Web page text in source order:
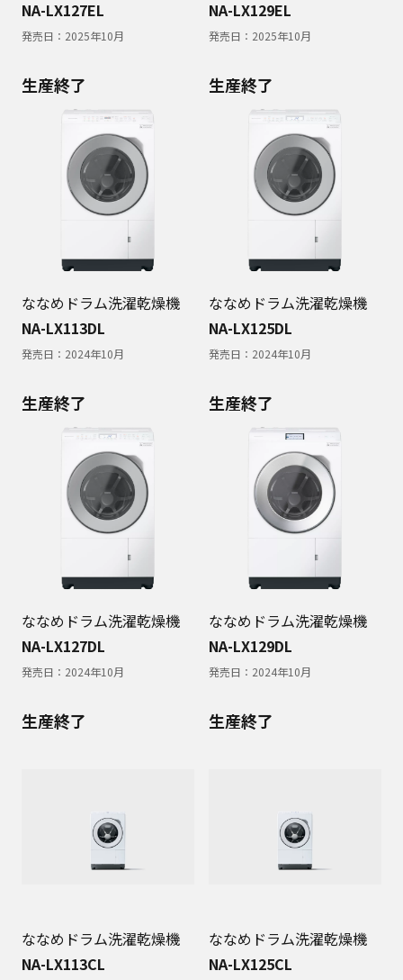
NA-LX127EL
発売日： 2025年10月
NA-LX129EL
発売日： 2025年10月
生産終了
ななめドラム洗濯乾燥機
NA-LX113DL
発売日： 2024年10月
生産終了
ななめドラム洗濯乾燥機
NA-LX125DL
発売日： 2024年10月
生産終了
ななめドラム洗濯乾燥機
NA-LX127DL
発売日： 2024年10月
生産終了
ななめドラム洗濯乾燥機
NA-LX129DL
発売日： 2024年10月
生産終了
ななめドラム洗濯乾燥機
NA-LX113CL
生産終了
ななめドラム洗濯乾燥機
NA-LX125CL